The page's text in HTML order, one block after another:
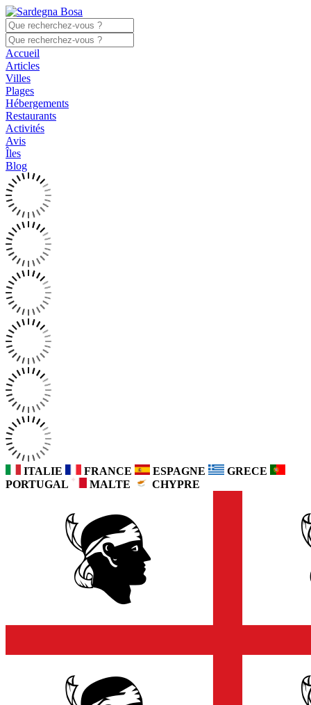
Accueil
Articles
Villes
Plages
Hébergements
Restaurants
Activités
Avis
Îles
Blog
ITALIE FRANCE ESPAGNE
GRECE
PORTUGAL
MALTE CHYPRE